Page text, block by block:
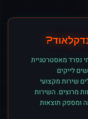
?
נפרד מאסטרטגיית
לייקים
שירות מקצועי
מרוצים. השירות
ומספק תוצאות